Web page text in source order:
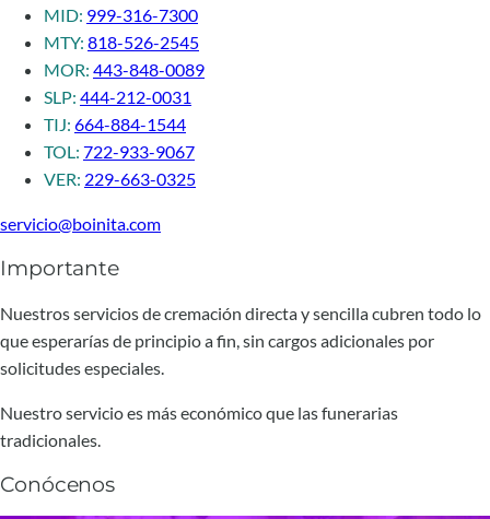
MID: 999-316-7300
MTY: 818-526-2545
MOR: 443-848-0089
SLP: 444-212-0031
TIJ: 664-884-1544
TOL: 722-933-9067
VER: 229-663-0325
servicio@boinita.com
Importante
Nuestros servicios de cremación directa y sencilla cubren todo lo
que esperarías de principio a fin, sin cargos adicionales por
solicitudes especiales.
Nuestro servicio es más económico que las funerarias
tradicionales.
Conócenos